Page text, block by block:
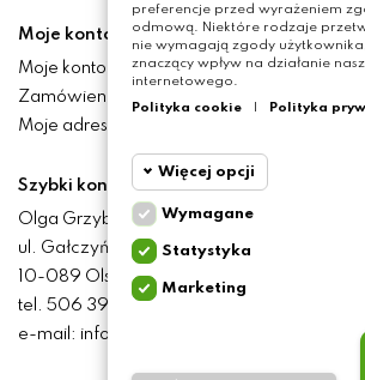
Moje konto
Moje konto
Zamówienia
Moje adresy
Szybki kontakt
Olga Grzyb STILO
ul. Gałczyńskiego 24
10-089 Olsztyn
tel. 506 393 457
e-mail: info@baliclicksoriginal.pl
preferencje przed wyrażeniem
odmową. Niektóre rodzaje
nie wymagają zgody
znaczący wpływ na działanie
internetowego.
Polityka cookie
Polityka
Więcej opcji
Wymagane
cookie
Cookie
Wymagane
Statystyka
Marketing